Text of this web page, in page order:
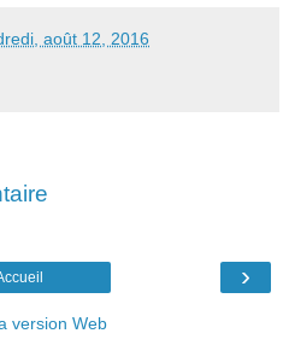
août 12, 2016
›
version Web